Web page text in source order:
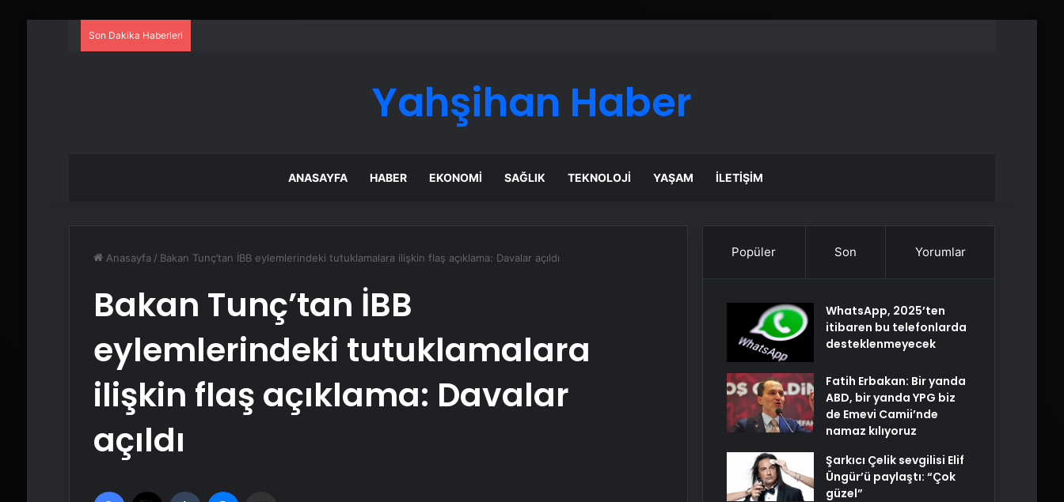
Son Dakika Haberleri
Yahşihan Haber
ANASAYFA HABER EKONOMI SAĞLIK TEKNOLOJI YAŞAM İLETIŞIM
Anasayfa / Bakan Tunç’tan İBB eylemlerindeki tutuklamalara ilişkin flaş açıklama: Davalar açıldı
Bakan Tunç’tan İBB
eylemlerindeki tutuklamalara
ilişkin flaş açıklama: Davalar
açıldı
Facebook Tumblr
Popüler Son Yorumlar
WhatsApp, 2025’ten
itibaren bu telefonlarda
desteklenmeyecek
Fatih Erbakan: Bir yanda
ABD, bir yanda YPG biz
de Emevi Camii’nde
namaz kılıyoruz
Şarkıcı Çelik sevgilisi Elif
Üngür’ü paylaştı: “Çok
güzel”